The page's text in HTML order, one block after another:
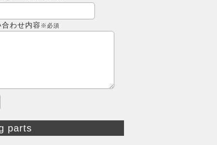
合わせ内容 ※必須
parts